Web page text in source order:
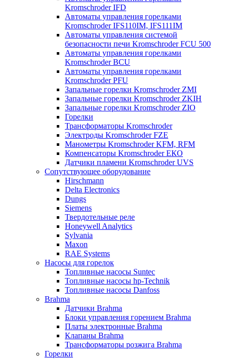
Kromschroder IFD
Автоматы управления горелками
Kromschroder IFS110IM, IFS111IM
Автоматы управления системой
безопасности печи Kromschroder FCU 500
Автоматы управления горелками
Kromschroder BCU
Автоматы управления горелками
Kromschroder PFU
Запальные горелки Kromschroder ZМI
Запальные горелки Kromschroder ZKIH
Запальные горелки Kromschroder ZIO
Горелки
Трансформаторы Kromschroder
Электроды Kromschroder FZE
Манометры Kromschroder KFM, RFM
Компенсаторы Kromschroder ЕКО
Датчики пламени Kromschroder UVS
Сопутствующее оборудование
Hirschmann
Delta Electronics
Dungs
Siemens
Твердотельные реле
Honeywell Analytics
Sylvania
Maxon
RAE Systems
Насосы для горелок
Топливные насосы Suntec
Топливные насосы hp-Technik
Топливные насосы Danfoss
Brahma
Датчики Brahma
Блоки управления горением Brahma
Платы электронные Brahma
Клапаны Brahma
Трансформаторы розжига Brahma
Горелки